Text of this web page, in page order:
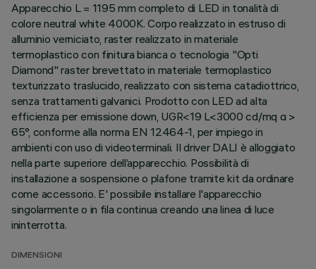
Apparecchio L = 1195 mm completo di LED in tonalità di
colore neutral white 4000K. Corpo realizzato in estruso di
alluminio verniciato, raster realizzato in materiale
termoplastico con finitura bianca o tecnologia "Opti
Diamond" raster brevettato in materiale termoplastico
texturizzato traslucido, realizzato con sistema catadiottrico,
senza trattamenti galvanici. Prodotto con LED ad alta
efficienza per emissione down, UGR<19 L<3000 cd/mq α >
65°, conforme alla norma EN 12464-1, per impiego in
ambienti con uso di videoterminali. Il driver DALI è alloggiato
nella parte superiore dell’apparecchio. Possibilità di
installazione a sospensione o plafone tramite kit da ordinare
come accessorio. E' possibile installare l'apparecchio
singolarmente o in fila continua creando una linea di luce
ininterrotta.
DIMENSIONI